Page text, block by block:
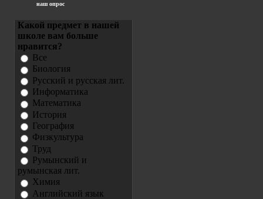
наш опрос
Какой предмет в нашей
школе вам больше
нравится?
Все
Биология
Русский и русская лит.
Информатика
Математика
История
География
Физкультура
Труд
Румынский и
румынская лит.
Химия
Английский язык